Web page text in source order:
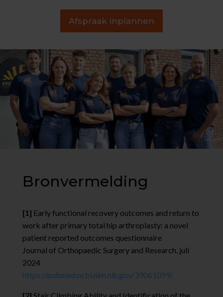
Afspraak inplannen
Bronvermelding
[1] Early functional recovery outcomes and return to
work after primary total hip arthroplasty: a novel
patient reported outcomes questionnaire
Journal of Orthopaedic Surgery and Research, juli
2024
https://pubmed.ncbi.nlm.nih.gov/39061099/